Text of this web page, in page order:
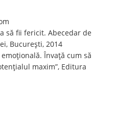
să fii fericit. Abecedar de
București, 2014
Învață cum să
maxim”, Editura